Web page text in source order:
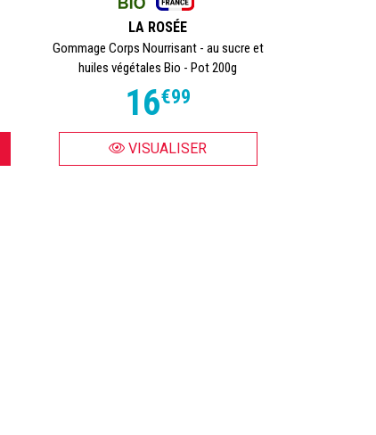
LA ROSÉE
Gommage Corps Nourrisant - au sucre et
huiles végétales Bio - Pot 200g
16€99
VISUALISER